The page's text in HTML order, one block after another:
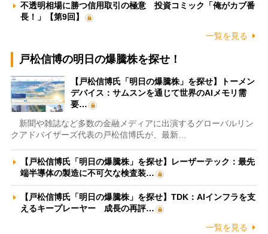
不透明相場に勝つ信用取引の極意 投資コミック「俺がカブ番
長！」【第9回】
一覧を見る
戸松信博の明日の爆騰株を探せ！
【戸松信博氏「明日の爆騰株」を探せ】トーメン
デバイス：サムスンを通じて世界のAIメモリ需
要…
新聞や雑誌など多数の金融メディアに出演するグローバルリン
クアドバイザーズ代表の戸松信博氏が、最新…
【戸松信博氏「明日の爆騰株」を探せ】レーザーテック：最先
端半導体の製造に不可欠な検査装…
【戸松信博氏「明日の爆騰株」を探せ】TDK：AIインフラを支
えるキープレーヤー 成長の再評…
一覧を見る